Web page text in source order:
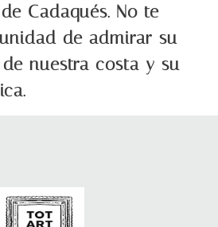
Cadaqués. No te
de admirar su
nuestra costa y su